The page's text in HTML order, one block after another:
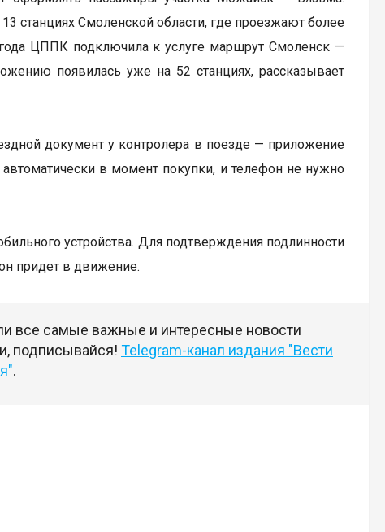
станциях Смоленской области, где проезжают более
ЦППК подключила к услуге маршрут Смоленск —
появилась уже на 52 станциях, рассказывает
документ у контролера в поезде — приложение
в момент покупки, и телефон не нужно
устройства. Для подтверждения подлинности
придет в движение.
все самые важные и интересные новости
подписывайся! Telegram-канал издания "Вести
.